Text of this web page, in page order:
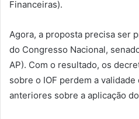
Financeiras).
Agora, a proposta precisa ser
do Congresso Nacional,
AP). Com o resultado, os
sobre o IOF perdem a
anteriores sobre a aplicação